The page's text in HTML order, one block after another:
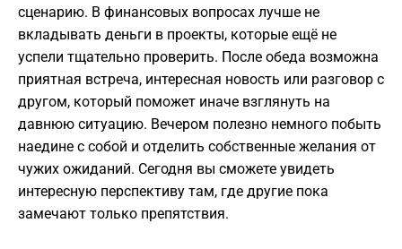
сценарию. В финансовых вопросах лучше не
вкладывать деньги в проекты, которые ещё не
успели тщательно проверить. После обеда возможна
приятная встреча, интересная новость или разговор с
другом, который поможет иначе взглянуть на
давнюю ситуацию. Вечером полезно немного побыть
наедине с собой и отделить собственные желания от
чужих ожиданий. Сегодня вы сможете увидеть
интересную перспективу там, где другие пока
замечают только препятствия.